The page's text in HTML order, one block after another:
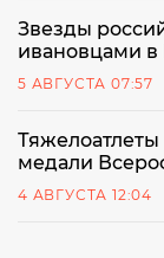
Звезды
ивановцами
5 АВГУСТА 07:57
Тяжелоатлеты
медали
4 АВГУСТА 12:04